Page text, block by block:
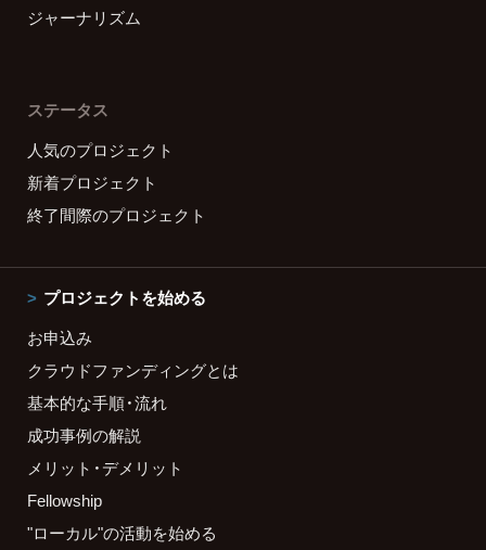
ジャーナリズム
ステータス
人気のプロジェクト
新着プロジェクト
終了間際のプロジェクト
プロジェクトを始める
お申込み
クラウドファンディングとは
基本的な手順・流れ
成功事例の解説
メリット・デメリット
Fellowship
"ローカル"の活動を始める